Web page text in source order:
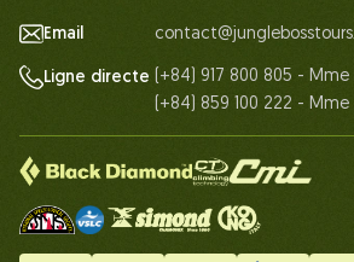
Email
Ligne directe (+84) 917 800 805 - Mme
(+84) 859 100 222 - Mme